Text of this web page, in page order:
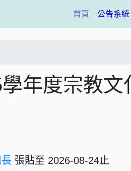
首頁(current)
公告系統
年度宗教
張貼至 2026-08-24